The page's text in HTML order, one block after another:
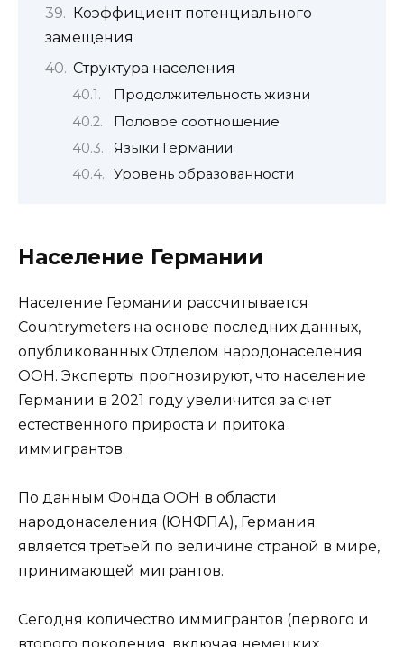
Коэффициент потенциального
замещения
Структура населения
Продолжительность жизни
Половое соотношение
Языки Германии
Уровень образованности
Население Германии
Население Германии рассчитывается
Countrymeters на основе последних данных,
опубликованных Отделом народонаселения
ООН. Эксперты прогнозируют, что население
Германии в 2021 году увеличится за счет
естественного прироста и притока
иммигрантов.
По данным Фонда ООН в области
народонаселения (ЮНФПА), Германия
является третьей по величине страной в мире,
принимающей мигрантов.
Сегодня количество иммигрантов (первого и